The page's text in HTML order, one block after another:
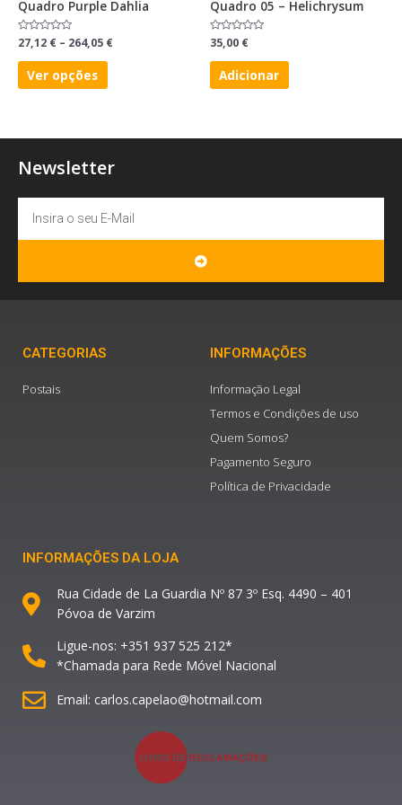
Quadro Purple Dahlia
Avaliação
0
de
27,12 € – 264,05 €
Ver opções
Quadro 05 – Helichrysum
Avaliação
0
de
35,00 €
Adicionar
Newsletter
CATEGORIAS
Postais
INFORMAÇÕES
Informação Legal
Termos e Condições de uso
Quem Somos?
Pagamento Seguro
Política de Privacidade
INFORMAÇÕES DA LOJA
Rua Cidade de La Guardia Nº 87 3º Esq. 4490 – 401
Póvoa de Varzim
Ligue-nos: +351 937 525 212*
*Chamada para Rede Móvel Nacional
Email: carlos.capelao@hotmail.com